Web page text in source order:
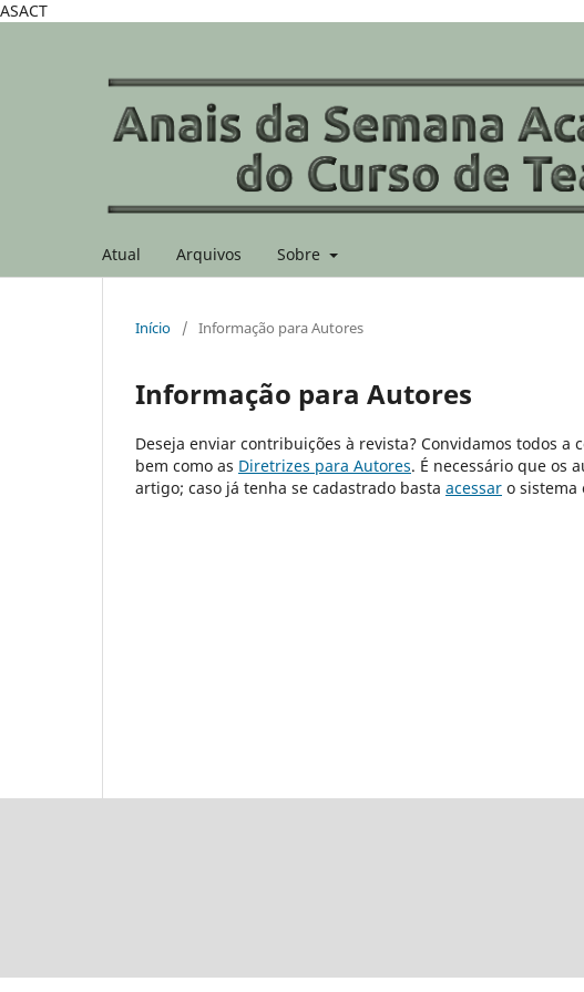
ASACT
Atual Arquivos Sobre
Início / Informação para Autores
Informação para Autores
Deseja enviar contribuições à revista? Convidamos todos a
bem como as Diretrizes para Autores. É necessário que os
artigo; caso já tenha se cadastrado basta acessar o sistema